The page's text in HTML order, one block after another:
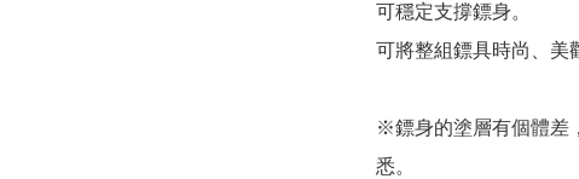
可穩定支撐鏢身。
可將整組鏢具時尚、美
※鏢身的塗層有個體差
悉。